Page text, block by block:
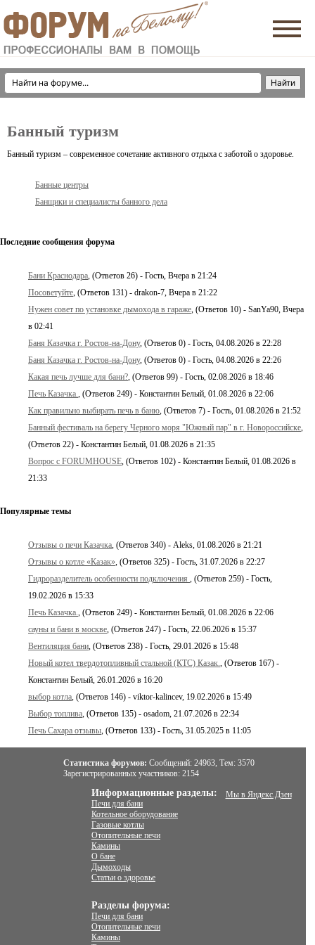
Банный туризм
Банный туризм – современное сочетание активного отдыха с заботой о здоровье.
Банные центры
Банщики и специалисты банного дела
Последние сообщения форума
Бани Краснодара , (Ответов 26) - Гость, Вчера в 21:24
Посоветуйте , (Ответов 131) - drakon-7, Вчера в 21:22
Нужен совет по установке дымохода в гараже , (Ответов 10) - SanYa90, Вчера
в 02:41
Баня Казачка г. Ростов-на-Дону, (Ответов 0) - Гость, 04.08.2026 в 22:28
Баня Казачка г. Ростов-на-Дону, (Ответов 0) - Гость, 04.08.2026 в 22:26
Какая печь лучше для бани? , (Ответов 99) - Гость, 02.08.2026 в 18:46
Печь Казачка.
, (Ответов 249) - Константин Белый, 01.08.2026 в 22:06
Как правильно выбирать печь в баню , (Ответов 7) - Гость, 01.08.2026 в 21:52
Банный фестиваль на берегу Черного моря "Южный пар" в г. Новороссийске
(Ответов 22) - Константин Белый, 01.08.2026 в 21:35
Вопрос с FORUMHOUSE , (Ответов 102) - Константин Белый, 01.08.2026 в
21:33
Популярные темы
Отзывы о печи Казачка , (Ответов 340) - Aleks, 01.08.2026 в 21:21
Отзывы о котле «Казак» , (Ответов 325) - Гость, 31.07.2026 в 22:27
Гидроразделитель особенности подключения
, (Ответов 259) - Гость,
19.02.2026 в 15:33
Печь Казачка.
, (Ответов 249) - Константин Белый, 01.08.2026 в 22:06
сауны и бани в москве , (Ответов 247) - Гость, 22.06.2026 в 15:37
Вентиляция бани , (Ответов 238) - Гость, 29.01.2026 в 15:48
Новый котел твердотопливный стальной (КТС) Казак.
, (Ответов 167) -
Константин Белый, 26.01.2026 в 16:20
выбор котла , (Ответов 146) - viktor-kalincev, 19.02.2026 в 15:49
Выбор топлива , (Ответов 135) - osadom, 21.07.2026 в 22:34
Печь Сахара отзывы , (Ответов 133) - Гость, 31.05.2025 в 11:05
Статистика форумов: Сообщений: 24963, Тем: 3570
Зарегистрированных участников: 2154
Мы в Яндекс.Дзен
Информационные разделы:
Печи для бани
Котельное оборудование
Газовые котлы
Отопительные печи
Камины
О бане
Дымоходы
Статьи о здоровье
Разделы форума:
Печи для бани
Отопительные печи
Камины